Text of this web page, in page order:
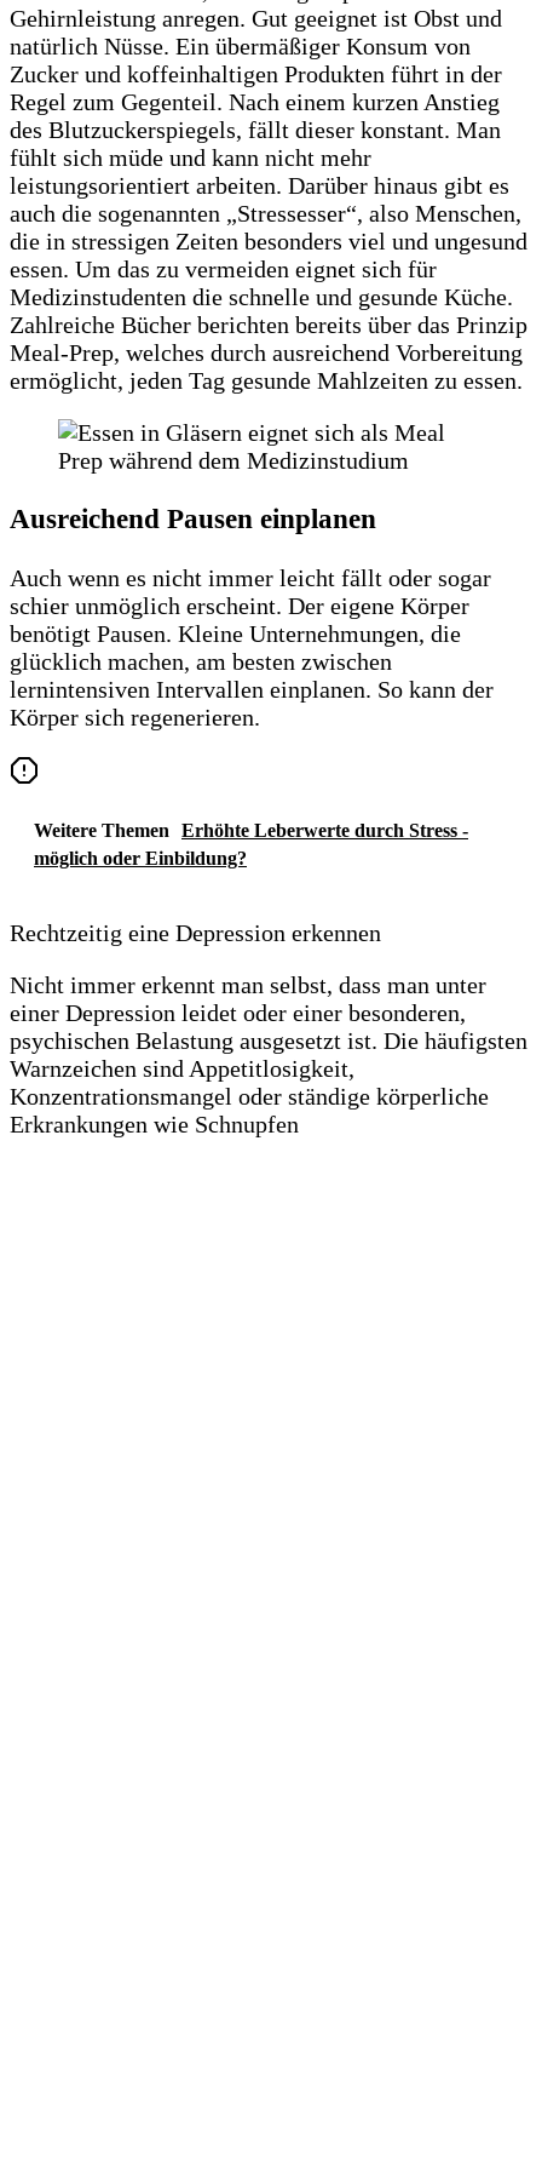
Gehirnleistung anregen. Gut geeignet ist Obst und
natürlich Nüsse. Ein übermäßiger Konsum von
Zucker und koffeinhaltigen Produkten führt in der
Regel zum Gegenteil. Nach einem kurzen Anstieg
des Blutzuckerspiegels, fällt dieser konstant. Man
fühlt sich müde und kann nicht mehr
leistungsorientiert arbeiten. Darüber hinaus gibt es
auch die sogenannten „Stressesser“, also Menschen,
die in stressigen Zeiten besonders viel und ungesund
essen. Um das zu vermeiden eignet sich für
Medizinstudenten die schnelle und gesunde Küche.
Zahlreiche Bücher berichten bereits über das Prinzip
Meal-Prep, welches durch ausreichend Vorbereitung
ermöglicht, jeden Tag gesunde Mahlzeiten zu essen.
Ausreichend Pausen einplanen
Auch wenn es nicht immer leicht fällt oder sogar
schier unmöglich erscheint. Der eigene Körper
benötigt Pausen. Kleine Unternehmungen, die
glücklich machen, am besten zwischen
lernintensiven Intervallen einplanen. So kann der
Körper sich regenerieren.
Weitere Themen
Erhöhte Leberwerte durch Stress -
möglich oder Einbildung?
Rechtzeitig eine Depression erkennen
Nicht immer erkennt man selbst, dass man unter
einer Depression leidet oder einer besonderen,
psychischen Belastung ausgesetzt ist. Die häufigsten
Warnzeichen sind Appetitlosigkeit,
Konzentrationsmangel oder ständige körperliche
Erkrankungen wie Schnupfen